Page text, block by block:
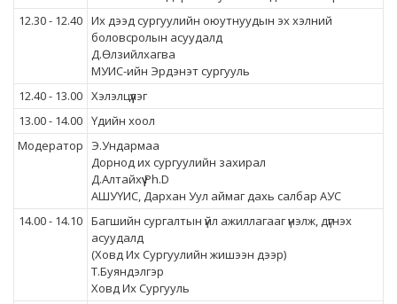
12.30 - 12.40 Их дээд сургуулийн оюутнуудын эх хэлний
боловсролын асуудалд
Д.Өлзийлхагва
МУИС-ийн Эрдэнэт сургууль
12.40 - 13.00 Хэлэлцүүлэг
13.00 - 14.00 Үдийн хоол
Mодератор
Э.Ундармаа
Дорнод их сургуулийн захирал
Д.Алтайхүү Ph.D
АШУҮИС, Дархан Уул аймаг дахь салбар АУС
14.00 - 14.10 Багшийн сургалтын үйл ажиллагааг үнэлж, дүгнэх
асуудалд
(Ховд Их Сургуулийн жишээн дээр)
Т.Буяндэлгэр
Ховд Их Сургууль